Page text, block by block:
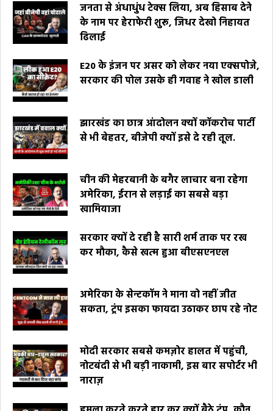
जनता से अंधाधुंध टेक्स लिया, अब हिसाब देने
के नाम पर हेराफेरी शुरू, जिधर देखो निहायत
ढिलाई
E20 के इंजन पर असर को लेकर नया एक्सपोजे,
सरकार की पोल उसके ही गवाह ने खोल डाली
झारखंड का छात्र आंदोलन क्यों कॉकरोच पार्टी
से भी बेहतर, बीजेपी क्यों इसे दे रही तूल.
चीन की मेहरबानी के बगैर लाचार बना रहेगा
अमेरिका, ईरान से लड़ाई का सबसे बड़ा
खामियाजा
सरकार क्यों दे रही है सारी शर्म ताक पर रख
कर मौका, कैसे खत्म हुआ बीएसएनएल
अमेरिका के सेन्टकॉम ने माना वो नहीं जीत
सकता, ट्रंप इसका फायदा उठाकर छाप रहे नोट
मोदी सरकार सबसे कमज़ोर हालत में पहुंची,
नोटबंदी से भी बड़ी नाकामी, इस बार सपोर्टर भी
नाराज़